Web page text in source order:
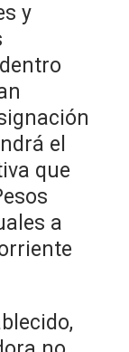
y
el
que
a